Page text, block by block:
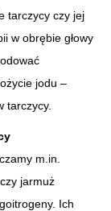
tarczycy czy jej
w obrębie głowy
jodu –
tarczycy.
m.in.
jarmuż
Ich